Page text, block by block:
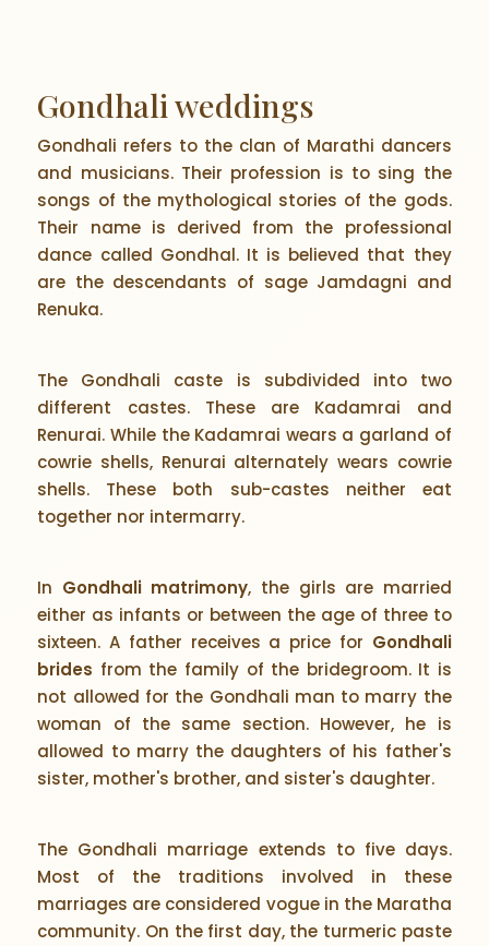
Gondhali weddings
Gondhali refers to the clan of Marathi dancers
and musicians. Their profession is to sing the
songs of the mythological stories of the gods.
Their name is derived from the professional
dance called Gondhal. It is believed that they
are the descendants of sage Jamdagni and
Renuka.
The Gondhali caste is subdivided into two
different castes. These are Kadamrai and
Renurai. While the Kadamrai wears a garland of
cowrie shells, Renurai alternately wears cowrie
shells. These both sub-castes neither eat
together nor intermarry.
In Gondhali matrimony, the girls are married
either as infants or between the age of three to
sixteen. A father receives a price for Gondhali
brides from the family of the bridegroom. It is
not allowed for the Gondhali man to marry the
woman of the same section. However, he is
allowed to marry the daughters of his father's
sister, mother's brother, and sister's daughter.
The Gondhali marriage extends to five days.
Most of the traditions involved in these
marriages are considered vogue in the Maratha
community. On the first day, the turmeric paste